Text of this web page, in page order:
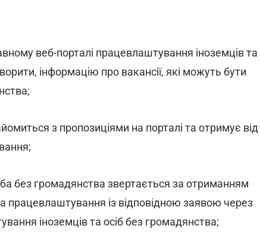
веб-порталі працевлаштування іноземців та
інформацію про вакансії, які можуть бути
з пропозиціями на порталі та отримує від
без громадянства звертається за отриманням
із відповідною заявою через
іноземців та осіб без громадянства;